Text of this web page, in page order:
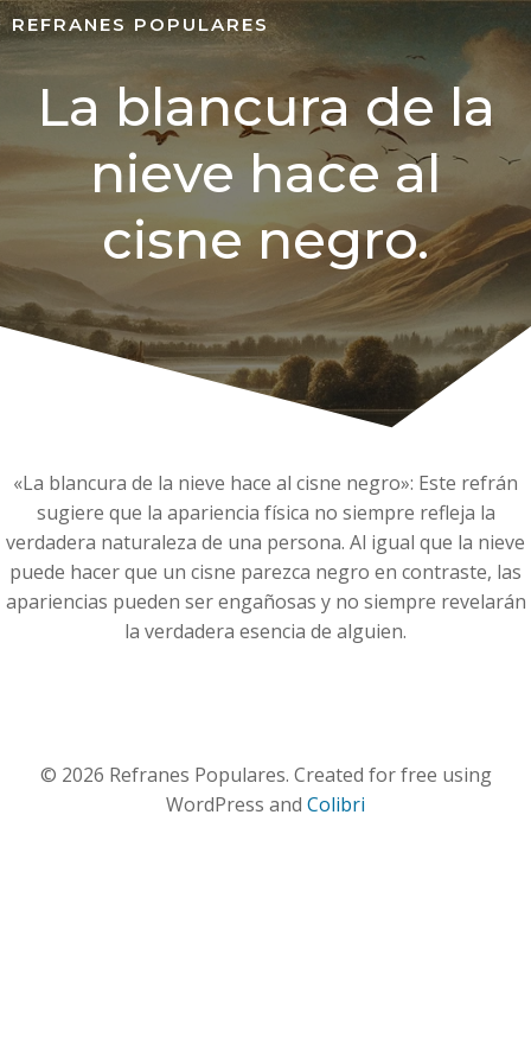
REFRANES POPULARES
La blancura de la
nieve hace al
cisne negro.
«La blancura de la nieve hace al cisne negro»: Este refrán
sugiere que la apariencia física no siempre refleja la
verdadera naturaleza de una persona. Al igual que la nieve
puede hacer que un cisne parezca negro en contraste, las
apariencias pueden ser engañosas y no siempre revelarán
la verdadera esencia de alguien.
© 2026 Refranes Populares. Created for free using
WordPress and Colibri